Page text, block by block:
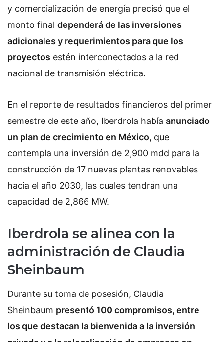
y comercialización de energía precisó que el
monto final dependerá de las inversiones
adicionales y requerimientos para que los
proyectos estén interconectados a la red
nacional de transmisión eléctrica.
En el reporte de resultados financieros del primer
semestre de este año, Iberdrola había anunciado
un plan de crecimiento en México, que
contempla una inversión de 2,900 mdd para la
construcción de 17 nuevas plantas renovables
hacia el año 2030, las cuales tendrán una
capacidad de 2,866 MW.
Iberdrola se alinea con la
administración de Claudia
Sheinbaum
Durante su toma de posesión, Claudia
Sheinbaum presentó 100 compromisos, entre
los que destacan la bienvenida a la inversión